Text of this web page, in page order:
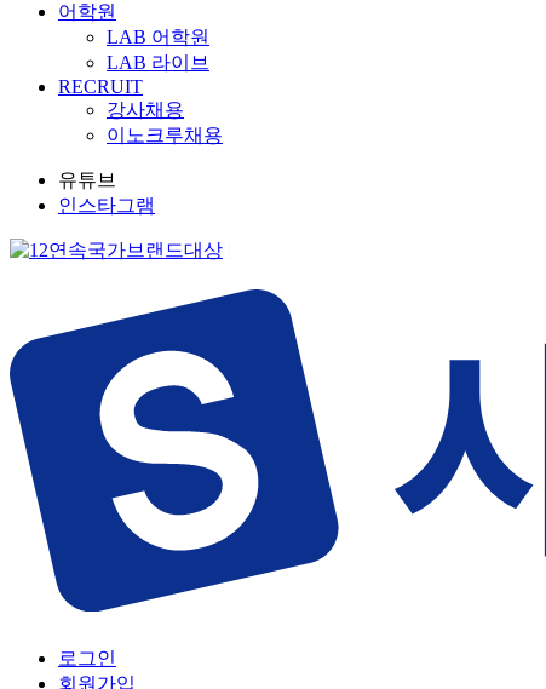
어학원
LAB 어학원
LAB 라이브
RECRUIT
강사채용
이노크루채용
유튜브
인스타그램
로그인
회원가입